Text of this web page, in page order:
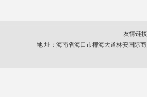
友情链接
地 址：海南省海口市椰海大道林安国际